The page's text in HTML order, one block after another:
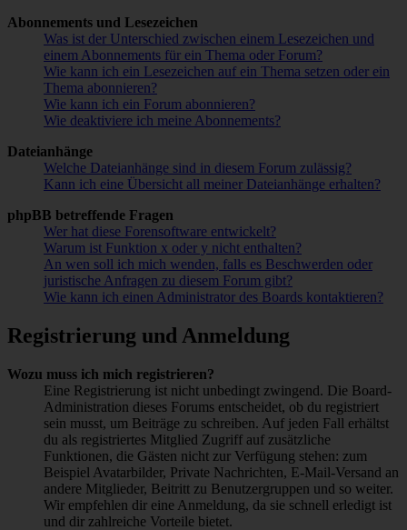
Abonnements und Lesezeichen
Was ist der Unterschied zwischen einem Lesezeichen und
einem Abonnements für ein Thema oder Forum?
Wie kann ich ein Lesezeichen auf ein Thema setzen oder ein
Thema abonnieren?
Wie kann ich ein Forum abonnieren?
Wie deaktiviere ich meine Abonnements?
Dateianhänge
Welche Dateianhänge sind in diesem Forum zulässig?
Kann ich eine Übersicht all meiner Dateianhänge erhalten?
phpBB betreffende Fragen
Wer hat diese Forensoftware entwickelt?
Warum ist Funktion x oder y nicht enthalten?
An wen soll ich mich wenden, falls es Beschwerden oder
juristische Anfragen zu diesem Forum gibt?
Wie kann ich einen Administrator des Boards kontaktieren?
Registrierung und Anmeldung
Wozu muss ich mich registrieren?
Eine Registrierung ist nicht unbedingt zwingend. Die Board-
Administration dieses Forums entscheidet, ob du registriert
sein musst, um Beiträge zu schreiben. Auf jeden Fall erhältst
du als registriertes Mitglied Zugriff auf zusätzliche
Funktionen, die Gästen nicht zur Verfügung stehen: zum
Beispiel Avatarbilder, Private Nachrichten, E-Mail-Versand an
andere Mitglieder, Beitritt zu Benutzergruppen und so weiter.
Wir empfehlen dir eine Anmeldung, da sie schnell erledigt ist
und dir zahlreiche Vorteile bietet.